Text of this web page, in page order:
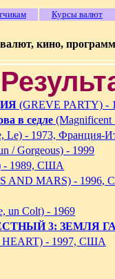
Курсы валют
кино,
(GREVE PARTY)
в седле (Magnificent
Le) - 1973, Франция-
/ Gorgeous) - 1999
- 1989, США
AND MARS) - 1996,
un Colt) - 1969
3: ЗЕМЛЯ
HEART) - 1997, США